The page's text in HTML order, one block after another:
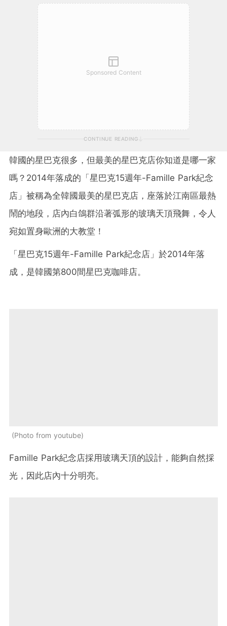
Sponsored Content
CONTINUE READING
韓國的星巴克很多，但最美的星巴克店你知道是哪一家
嗎？2014年落成的「星巴克15週年-Famille Park紀念
店」被稱為全韓國最美的星巴克店，座落於江南區最熱
鬧的地段，店內白鴿群沿著弧形的玻璃天頂飛舞，令人
宛如置身歐洲的大教堂！
「星巴克15週年-Famille Park紀念店」於2014年落
成，是韓國第800間星巴克咖啡店。
Photo from youtube
Famille Park紀念店採用玻璃天頂的設計，能夠自然採
光，因此店內十分明亮。